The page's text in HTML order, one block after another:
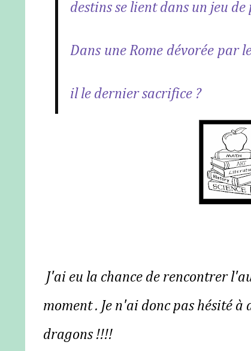
destins se lient dans un jeu
Dans une Rome dévorée par
il le dernier sacrifice ?
J'ai eu la chance de rencontrer
moment . Je n'ai donc pas hésité
dragons !!!!